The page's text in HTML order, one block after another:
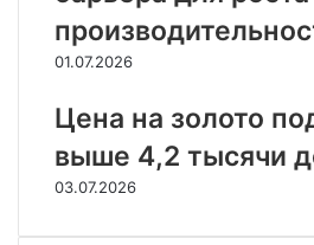
01.07.2026
Цена на золото
выше 4,2 тысячи
03.07.2026